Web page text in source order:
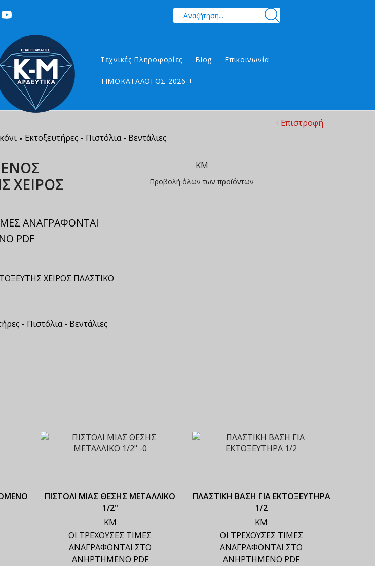
Τεχνικές Πληροφορίες Blog Επικοινωνία
ΤΙΜΟΚΑΤΑΛΟΓΟΣ 2026 +
• Εκτοξευτήρες - Πιστόλια - Βεντάλιες
Επιστροφή
ΧΕΙΡΟΣ
ΑΝΑΓΡΑΦΟΝΤΑΙ
PDF
ΧΕΙΡΟΣ ΠΛΑΣΤΙΚΟ
- Πιστόλια - Βεντάλιες
ΚΜ
Προβολή όλων των προϊόντων
ΠΙΣΤΟΛΙ ΜΙΑΣ ΘΕΣΗΣ ΜΕΤΑΛΛΙΚΟ
1/2"
ΚΜ
ΟΙ ΤΡΕΧΟΥΣΕΣ ΤΙΜΕΣ
ΑΝΑΓΡΑΦΟΝΤΑΙ ΣΤΟ
ΑΝΗΡΤΗΜΕΝΟ PDF
ΠΛΑΣΤΙΚΗ ΒΑΣΗ ΓΙΑ ΕΚΤΟΞΕΥΤΗΡΑ
1/2
ΚΜ
ΟΙ ΤΡΕΧΟΥΣΕΣ ΤΙΜΕΣ
ΑΝΑΓΡΑΦΟΝΤΑΙ ΣΤΟ
ΑΝΗΡΤΗΜΕΝΟ PDF